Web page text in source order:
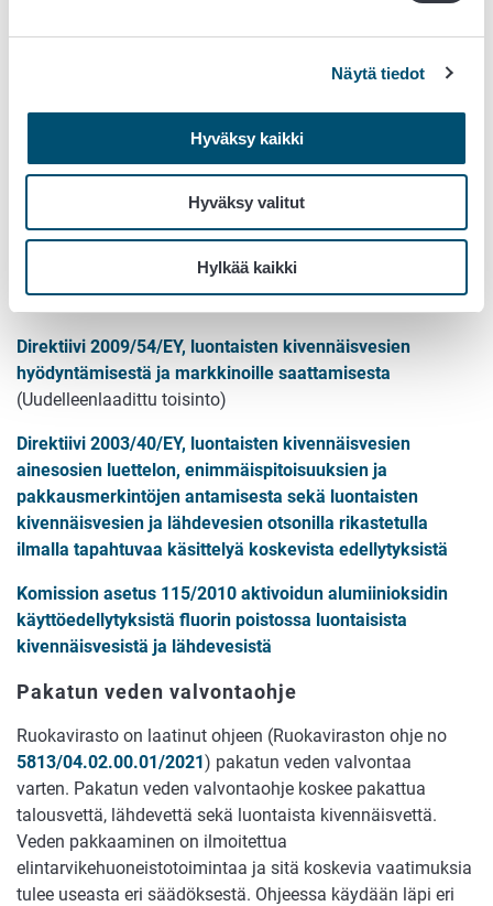
Näytä tiedot
Hyväksy kaikki
Hyväksy valitut
Hylkää kaikki
https://food.ec.europa.eu/system/files/2023-
Lainsäädäntö
Maa- ja metsätalousministeriön asetus pakatusta vedestä
166/2010
Direktiivi 2009/54/EY, luontaisten kivennäisvesien
hyödyntämisestä ja markkinoille saattamisesta
(Uudelleenlaadittu toisinto)
Direktiivi 2003/40/EY, luontaisten kivennäisvesien
ainesosien luettelon, enimmäispitoisuuksien ja
pakkausmerkintöjen antamisesta sekä luontaisten
kivennäisvesien ja lähdevesien otsonilla rikastetulla
ilmalla tapahtuvaa käsittelyä koskevista edellytyksistä
Komission asetus 115/2010 aktivoidun alumiinioksidin
käyttöedellytyksistä fluorin poistossa luontaisista
kivennäisvesistä ja lähdevesistä
Pakatun veden valvontaohje
Ruokavirasto on laatinut ohjeen (Ruokaviraston ohje no
5813/04.02.00.01/2021) pakatun veden valvontaa
varten. Pakatun veden valvontaohje koskee pakattua
talousvettä, lähdevettä sekä luontaista kivennäisvettä.
Veden pakkaaminen on ilmoitettua
elintarvikehuoneistotoimintaa ja sitä koskevia vaatimuksia
tulee useasta eri säädöksestä. Ohjeessa käydään läpi eri